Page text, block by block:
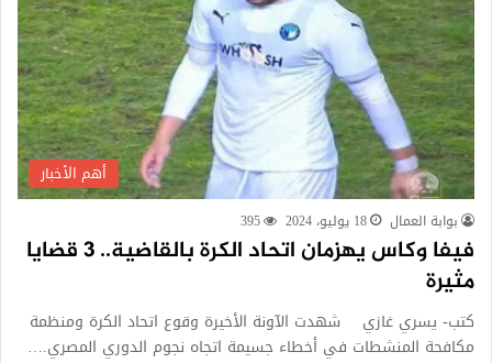
أهم الأخبار
بوابة العمال 18 يوليو، 2024 395
فيفا وكاس يهزمان اتحاد الكرة بالقاضية.. 3 قضايا
مثيرة
كتب- يسري غازي شهدت الآونة الأخيرة وقوع اتحاد الكرة ومنظمة
مكافحة المنشطات في أخطاء جسيمة اتجاه نجوم الدوري المصري.…